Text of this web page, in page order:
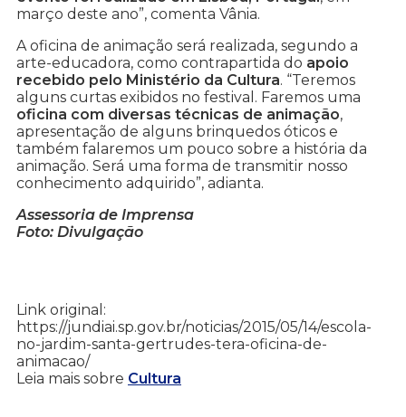
março deste ano”, comenta Vânia.
A oficina de animação será realizada, segundo a
arte-educadora, como contrapartida do apoio
recebido pelo Ministério da Cultura. “Teremos
alguns curtas exibidos no festival. Faremos uma
oficina com diversas técnicas de animação,
apresentação de alguns brinquedos óticos e
também falaremos um pouco sobre a história da
animação. Será uma forma de transmitir nosso
conhecimento adquirido”, adianta.
Assessoria de Imprensa
Foto: Divulgação
Link original:
https://jundiai.sp.gov.br/noticias/2015/05/14/escola-
no-jardim-santa-gertrudes-tera-oficina-de-
animacao/
Leia mais sobre Cultura